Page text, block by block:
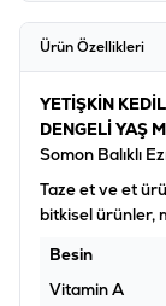
Ürün Özellikleri
YETİŞKİN
DENGELİ YAŞ
Somon Balıklı
Taze et ve et
bitkisel ürünler,
Besin
Vitamin A